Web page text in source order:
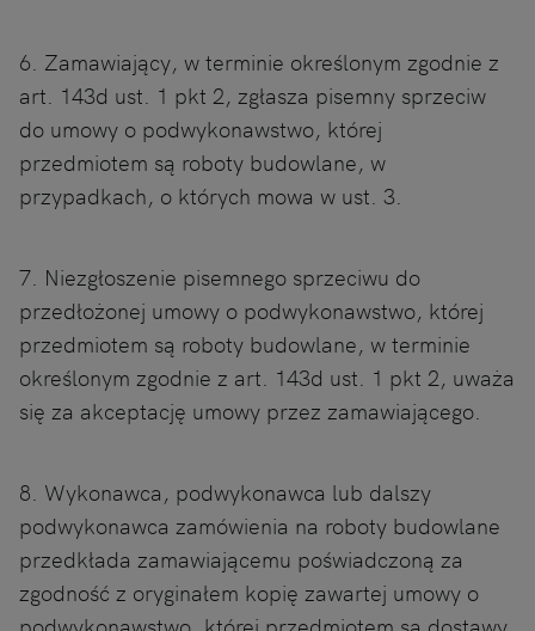
6. Zamawiający, w terminie określonym zgodnie z
art. 143d ust. 1 pkt 2, zgłasza pisemny sprzeciw
do umowy o podwykonawstwo, której
przedmiotem są roboty budowlane, w
przypadkach, o których mowa w ust. 3.
7. Niezgłoszenie pisemnego sprzeciwu do
przedłożonej umowy o podwykonawstwo, której
przedmiotem są roboty budowlane, w terminie
określonym zgodnie z art. 143d ust. 1 pkt 2, uważa
się za akceptację umowy przez zamawiającego.
8. Wykonawca, podwykonawca lub dalszy
podwykonawca zamówienia na roboty budowlane
przedkłada zamawiającemu poświadczoną za
zgodność z oryginałem kopię zawartej umowy o